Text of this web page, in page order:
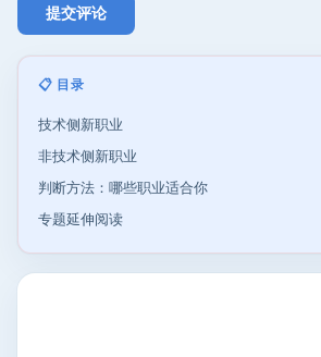
📋 目录
技术侧新职业
非技术侧新职业
判断方法：哪些职业适合你
专题延伸阅读